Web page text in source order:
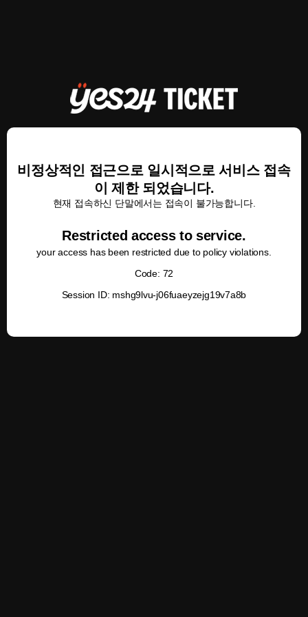
비정상적인 접근으로 일시적으로 서비스 접속
이 제한 되었습니다.
현재 접속하신 단말에서는 접속이 불가능합니다.
Restricted access to service.
your access has been restricted due to policy violations.
Code: 72
Session ID: mshg9lvu-j06fuaeyzejg19v7a8b